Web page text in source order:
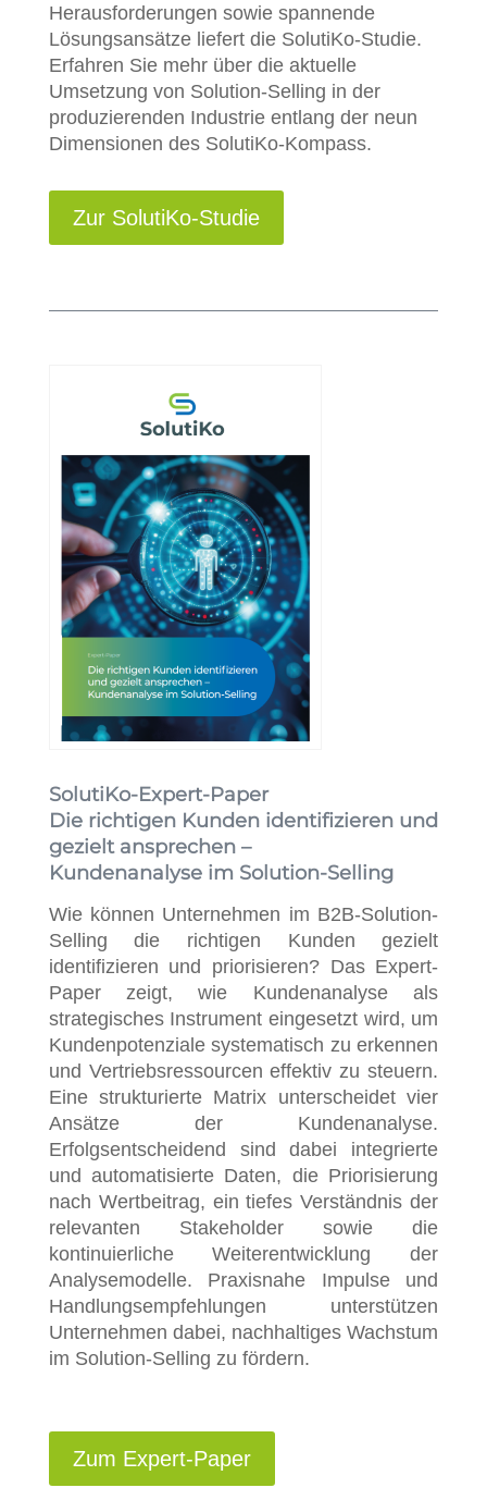
Herausforderungen sowie spannende
Lösungsansätze liefert die SolutiKo-Studie.
Erfahren Sie mehr über die aktuelle
Umsetzung von Solution-Selling in der
produzierenden Industrie entlang der neun
Dimensionen des SolutiKo-Kompass.
Zur SolutiKo-Studie
SolutiKo-Expert-Paper
Die richtigen Kunden identifizieren und
gezielt ansprechen –
Kundenanalyse im Solution-Selling
Wie können Unternehmen im B2B-Solution-
Selling die richtigen Kunden gezielt
identifizieren und priorisieren? Das Expert-
Paper zeigt, wie Kundenanalyse als
strategisches Instrument eingesetzt wird, um
Kundenpotenziale systematisch zu erkennen
und Vertriebsressourcen effektiv zu steuern.
Eine strukturierte Matrix unterscheidet vier
Ansätze der Kundenanalyse.
Erfolgsentscheidend sind dabei integrierte
und automatisierte Daten, die Priorisierung
nach Wertbeitrag, ein tiefes Verständnis der
relevanten Stakeholder sowie die
kontinuierliche Weiterentwicklung der
Analysemodelle. Praxisnahe Impulse und
Handlungsempfehlungen unterstützen
Unternehmen dabei, nachhaltiges Wachstum
im Solution-Selling zu fördern.
Zum Expert-Paper